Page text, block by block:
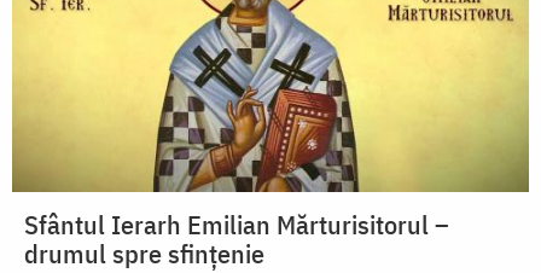
Sfântul Ierarh Emilian Mărturisitorul –
drumul spre sfințenie